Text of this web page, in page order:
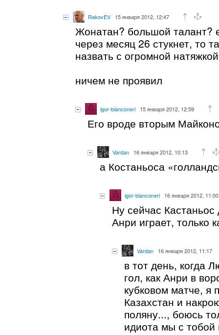
RakovEV 15 января 2012, 12:47
Жонатан? большой талант?
через месяц 26 стукнет, то
назвать с огромной
ничем не проявил
igor-bianconeri 15 января 2012, 12:59
Его вроде вторым
Vardan 16 января 2012, 10:13
а Костаньоса
igor-bianconeri 16 января 2012, 11:00
Ну сейчас Кастаньос
Анри играет, только
Vardan 16 января 2012, 11:17
в тот день, когда
гол, как Анри в
кубковом матче, я
Казахстан и
поляну..., боюсь
идиота мы с тобой